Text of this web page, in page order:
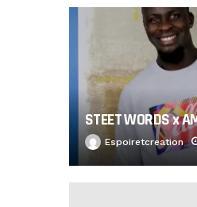
STEET WORDS x
Espoiretcreation